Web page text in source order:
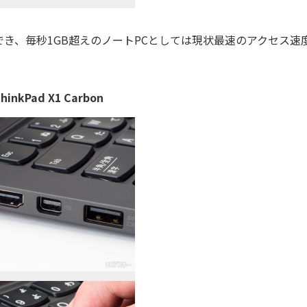
、毎秒1GB超えのノートPCとしては現状最速のアクセス速
X1 Carbon